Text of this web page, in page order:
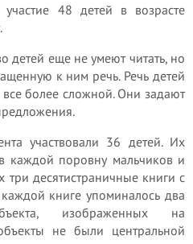
48 детей в возрасте
детей еще не умеют читать, но
к ним речь. Речь детей
все более сложной. Они задают
участвовали 36 детей. Их
каждой поровну мальчиков и
три десятистраничные книги с
книге упоминалось два
изображенных на
не были центральной